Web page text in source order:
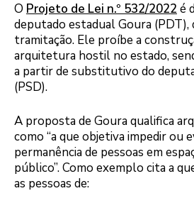
O Projeto de Lei n.º 532/2022 é
deputado estadual Goura (PDT),
tramitação. Ele proíbe a
arquitetura hostil no estado,
a partir de substitutivo do
(PSD).
A proposta de Goura qualifica
como “a que objetiva impedir ou
permanência de pessoas em
público”. Como exemplo cita a
as pessoas de: